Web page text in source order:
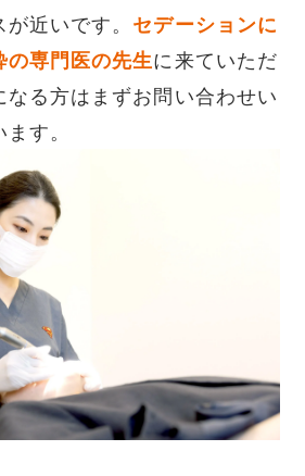
近いです。 セデーションに
の専門医の先生に来ていただ
なる方はまずお問い合わせい
す。